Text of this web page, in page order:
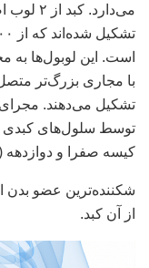
است. این لوبول‌ها
با مجاری بزرگ‌تر
تشکیل می‌دهند.
توسط سلول‌های کبدی
کیسه صفرا و
شکننده‌ترین عضو
از آن کبد.